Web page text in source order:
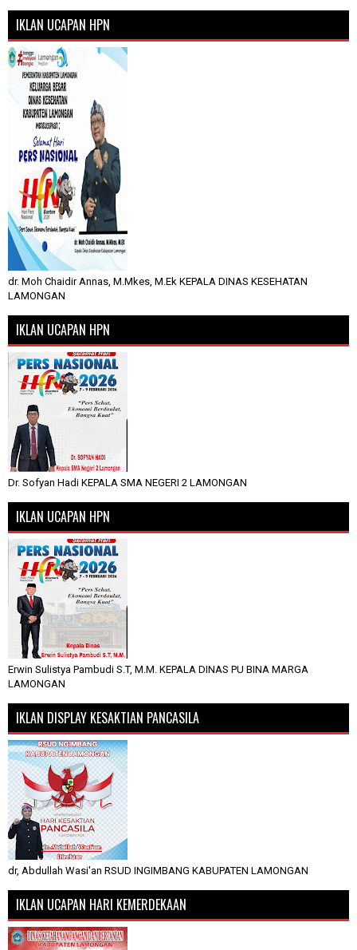
IKLAN UCAPAN HPN
dr. Moh Chaidir Annas, M.Mkes, M.Ek KEPALA DINAS KESEHATAN
LAMONGAN
IKLAN UCAPAN HPN
Dr. Sofyan Hadi KEPALA SMA NEGERI 2 LAMONGAN
IKLAN UCAPAN HPN
Erwin Sulistya Pambudi S.T, M.M. KEPALA DINAS PU BINA MARGA
LAMONGAN
IKLAN DISPLAY KESAKTIAN PANCASILA
dr, Abdullah Wasi'an RSUD INGIMBANG KABUPATEN LAMONGAN
IKLAN UCAPAN HARI KEMERDEKAAN